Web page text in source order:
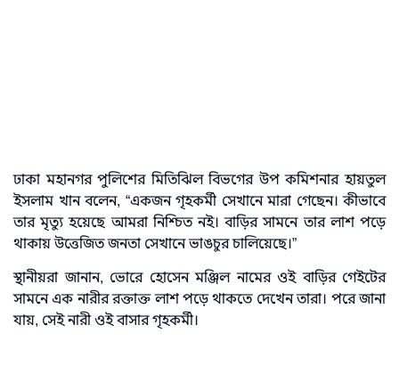
ঢাকা মহানগর পুলিশের মিতিঝিল বিভগের উপ কমিশনার হায়তুল
ইসলাম খান বলেন, “একজন গৃহকর্মী সেখানে মারা গেছেন। কীভাবে
তার মৃত্যু হয়েছে আমরা নিশ্চিত নই। বাড়ির সামনে তার লাশ পড়ে
থাকায় উত্তেজিত জনতা সেখানে ভাঙচুর চালিয়েছে।”
স্থানীয়রা জানান, ভোরে হোসেন মঞ্জিল নামের ওই বাড়ির গেইটের
সামনে এক নারীর রক্তাক্ত লাশ পড়ে থাকতে দেখেন তারা। পরে জানা
যায়, সেই নারী ওই বাসার গৃহকর্মী।